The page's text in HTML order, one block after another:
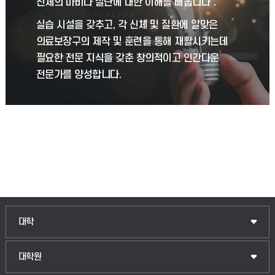
신체의 마비나 절단에 대한 이해를 배웁니다．
실습 시설을 갖추고, 각 신체 및 질환에 알맞은
의료보장구의 제작 및 훈련을 통해 재활시키는데
필요한 전문 지식을 갖춘 창의적이고 인간다운
전문가를 양성합니다.
대학
인문융합공공인재학부
법경영학부
대학원
일반대학원